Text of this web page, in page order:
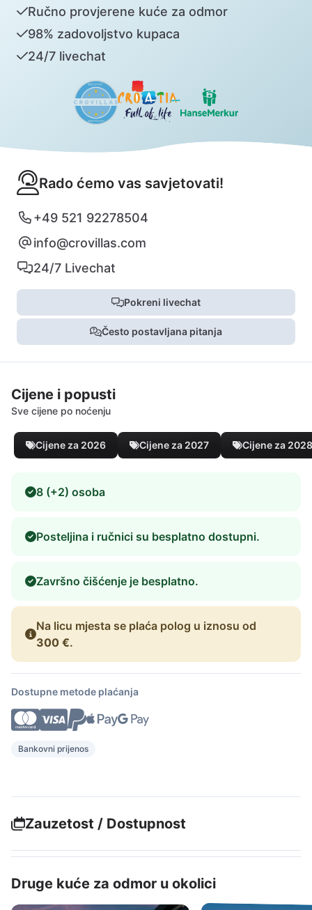
Ručno provjerene kuće za odmor
98% zadovoljstvo kupaca
24/7 livechat
Rado ćemo vas savjetovati!
+49 521 92278504
info@crovillas.com
24/7 Livechat
Pokreni livechat
Često postavljana pitanja
Cijene i popusti
Sve cijene po noćenju
Cijene za 2026 Cijene za 2027 Cijene za 2028
8 (+2) osoba
Posteljina i ručnici su besplatno dostupni.
Završno čišćenje je besplatno.
Na licu mjesta se plaća polog u iznosu od
300 €.
Dostupne metode plaćanja
Bankovni prijenos
Zauzetost / Dostupnost
Druge kuće za odmor u okolici